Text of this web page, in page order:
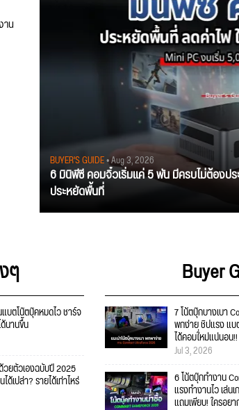
BUYER'S GUIDE• Aug 3, 2026
6 มินิพีซี คอมจิ๋วเริ่มแค่ 5 พัน มีครบไม่ต้องป
ประหยัดพื้นที่
น
ๆ
บตโน๊ตบุ๊คหมดไว ชาร์จ
นานขึ้น
ยตัวเองฉบับปี 2025
เปล่า? รายได้เท่าไหร่
Buyer
7 โน้ตบุ๊กบางเบา
พกง่าย ชิปแรง แบ
ได้คอมใ่หม่แน่นอน!!
Jul 3, 2026
6 โน้ตบุ๊กทำงาน
แรงทำงานไว เล่น
แถมเพียบ! ใครอย